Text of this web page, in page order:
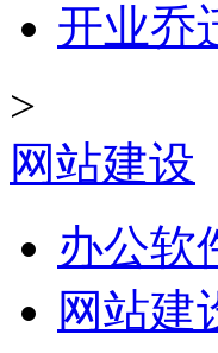
开业乔
>
网站建设
办公软
网站建